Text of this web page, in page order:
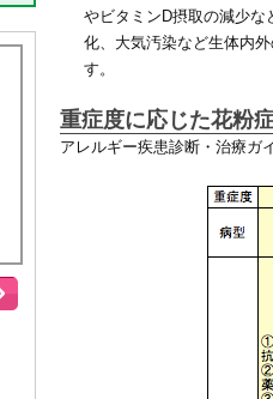
やビタミンD摂取の減少
化、大気汚染など生体内
す。
重症度に応じた花粉
アレルギー疾患診断・治療ガ